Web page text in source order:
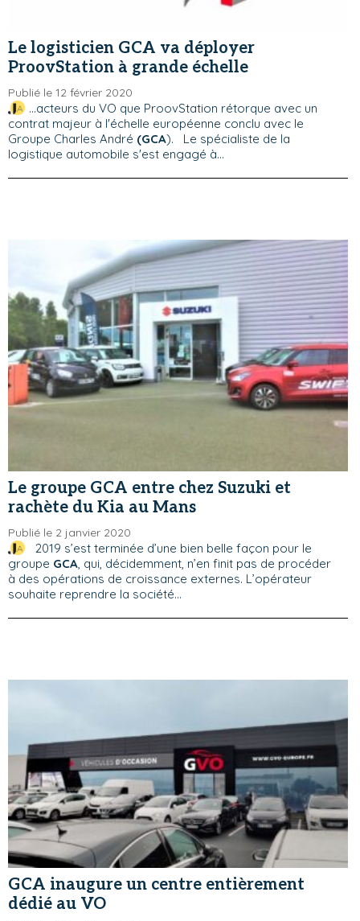
Le logisticien GCA va déployer
ProovStation à grande échelle
Publié le 12 février 2020
...acteurs du VO que ProovStation rétorque avec un
contrat majeur à l'échelle européenne conclu avec le
Groupe Charles André (GCA). Le spécialiste de la
logistique automobile s'est engagé à...
Le groupe GCA entre chez Suzuki et
rachète du Kia au Mans
Publié le 2 janvier 2020
2019 s’est terminée d’une bien belle façon pour le
groupe GCA, qui, décidemment, n’en finit pas de procéder
à des opérations de croissance externes. L’opérateur
souhaite reprendre la société...
GCA inaugure un centre entièrement
dédié au VO